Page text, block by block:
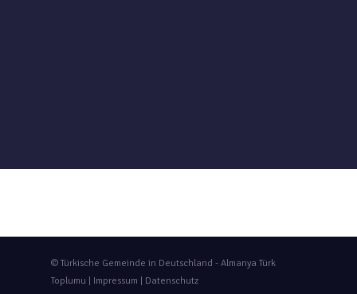
© Türkische Gemeinde in Deutschland - Almanya Türk
Toplumu | Impressum Datenschutz